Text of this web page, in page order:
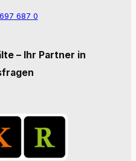
687 0
– Ihr Partner in